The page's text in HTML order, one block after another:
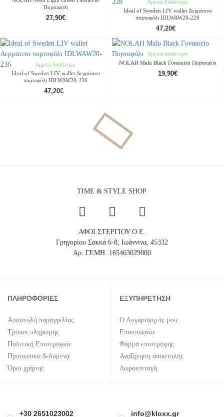
Πορτοφόλι
27,90€
Άμεσα διαθέσιμο
Ideal of Sweden LIV wallet Δερμάτινo
πορτοφόλι IDLWAW20-228
47,20€
Άμεσα διαθέσιμο
Ideal of Sweden LIV wallet Δερμάτινo
πορτοφόλι IDLWAW20-236
47,20€
Άμεσα διαθέσιμο
NOLAH Malu Black Γυναικείο Πορτοφόλι
19,90€
TIME & STYLE SHOP
ΑΦΟΙ ΣΤΕΡΓΙΟΥ Ο.Ε.
Γρηγορίου Σακκά 6-8, Ιωάννινα, 45332
Αρ. ΓΕΜΗ: 165463029000
ΠΛΗΡΟΦΟΡΊΕΣ
Αποστολή παραγγελίας
Τρόποι πληρωμής
Πολιτική Επιστροφών
Προσωπικά δεδομένα
Όροι χρήσης
ΕΞΥΠΗΡΈΤΗΣΗ
Ο Λογαριασμός μου
Επικοινωνία
Φόρμα επιστροφής
Αναζήτηση αποστολής
Δωροεπιταγή
+30 2651023002 info@kloxx.gr